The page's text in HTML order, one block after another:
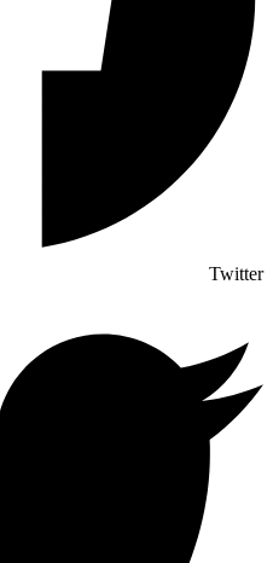
Twitter